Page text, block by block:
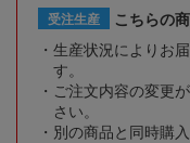
受注生産
こちらの
生産状況によりお
す。
ご注文内容の変更
さい。
別の商品と同時購